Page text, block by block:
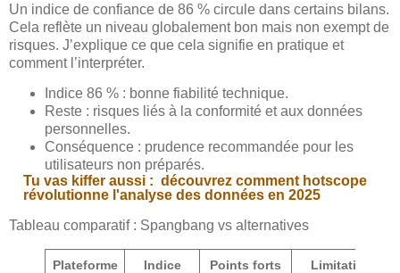
Un indice de confiance de 86 % circule dans certains bilans.
Cela reflète un niveau globalement bon mais non exempt de
risques. J’explique ce que cela signifie en pratique et
comment l’interpréter.
Indice 86 % : bonne fiabilité technique.
Reste : risques liés à la conformité et aux données
personnelles.
Conséquence : prudence recommandée pour les
utilisateurs non préparés.
Tu vas kiffer aussi : découvrez comment hotscope
révolutionne l'analyse des données en 2025
Tableau comparatif : Spangbang vs alternatives
Plateforme
Indice
Points forts Limitations